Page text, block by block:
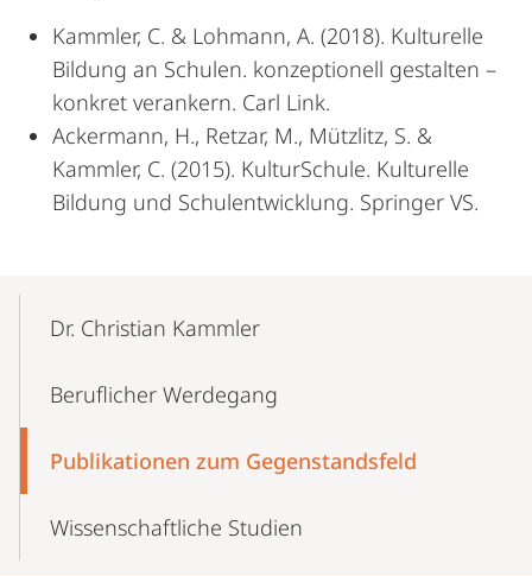
Kammler, C. & Lohmann, A. (2018). Kulturelle
Bildung an Schulen. konzeptionell gestalten –
konkret verankern. Carl Link.
Ackermann, H., Retzar, M., Mützlitz, S. &
Kammler, C. (2015). KulturSchule. Kulturelle
Bildung und Schulentwicklung. Springer VS.
NavigationDr. Christian Kammler
Beruflicher Werdegang
Publikationen zum Gegenstandsfeld
Wissenschaftliche Studien